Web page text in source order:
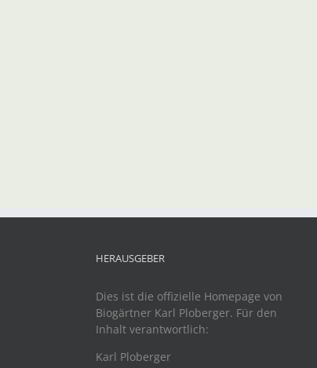
HERAUSGEBER
Dies ist die offizielle Homepage von
Biogärtner Karl Ploberger. Für den
Inhalt verantwortlich:
Karl Ploberger